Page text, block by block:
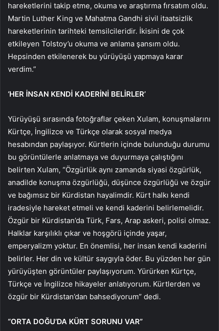
hareketlerini takip etme, okuma ve araştırma fırsatım oldu.
Martin Luther King ve Mahatma Gandhi sivil itaatsizlik
hareketlerinin tarihteki temsilcileridir. İkisini de çok
etkileyen Tolstoy’u okuma ve anlama şansım oldu.
Hepsinden etkilenerek bu yürüyüşü yapmaya karar
verdim.”
‘HER İNSAN KENDİ KADERİNİ BELİRLER’
Yürüyüşü sırasında fotoğraflar çeken Xulam, konuşmalarını
Kürtçe, İngilizce ve Türkçe olarak sosyal medya
hesabından paylaşıyor. Kürtlerin içinde bulunduğu durumu
bu görüntülerle anlatmaya ve duyurmaya çalıştığını
belirten Xulam, “Özgürlük aynı zamanda siyasi özgürlük,
anadilde konuşma özgürlüğü, düşünce özgürlüğü ve özgür
ve bağımsız bir Kürdistan hayalimdir. Kürt halkı kendi
iradesiyle hareket etmeli ve kendi kaderini belirlemelidir.
Özgür bir Kürdistan’da Türk, Fars, Arap askeri, polisi olmaz.
Halklar karşılıklı çıkar ve hoşgörü içinde yaşar,
emperyalizm yoktur. En önemlisi, her insan kendi kaderini
belirler. Her din ve kültür saygıyla öder. Bu yüzden her gün
yürüyüşten görüntüler paylaşıyorum. Yürürken Kürtçe,
Türkçe ve İngilizce hikayeler anlatıyorum. Kürtlerden ve
özgür bir Kürdistan’dan bahsediyorum” dedi.
“ORTA DOĞU’DA KÜRT SORUNU VAR”